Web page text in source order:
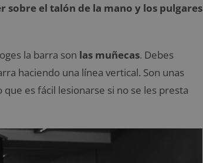
sobre el talón de la mano y los pulgares
la barra son las muñecas. Debes
haciendo una línea vertical. Son unas
es fácil lesionarse si no se les presta